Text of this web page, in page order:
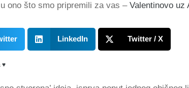
ono što smo pripremili za vas – Valentinovo uz
LinkedIn Twitter / X
♥️